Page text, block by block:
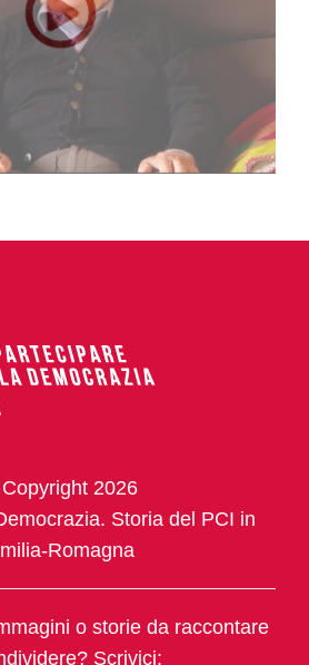
2026
Storia del PCI in
Romagna
o storie da raccontare
Scrivici: